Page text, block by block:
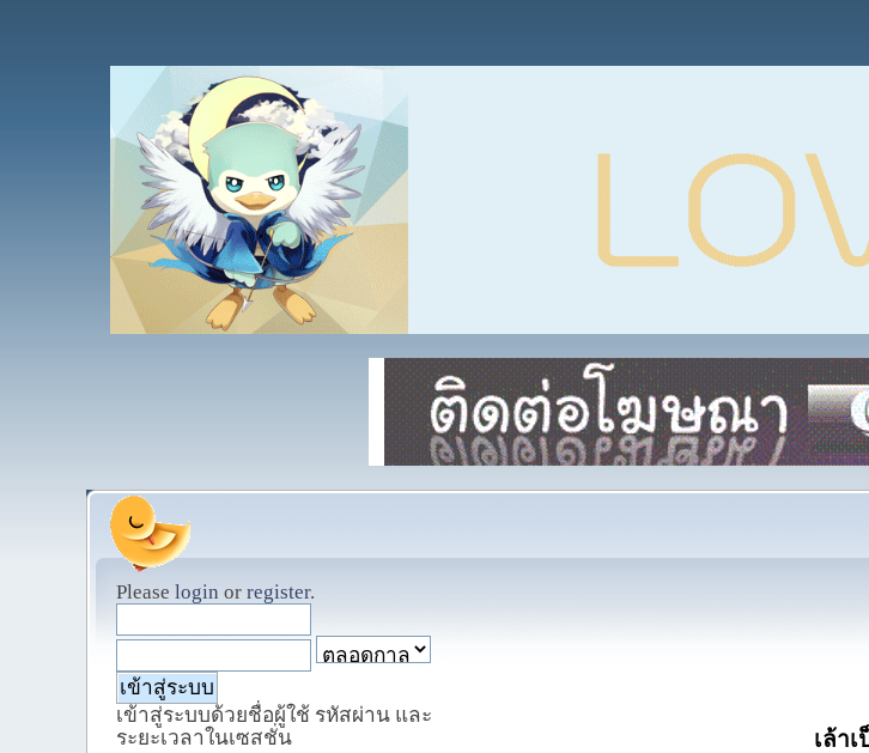
Please login or register.
เข้าสู่ระบบด้วยชื่อผู้ใช้ รหัสผ่าน และ
ระยะเวลาในเซสชั่น
เล้า